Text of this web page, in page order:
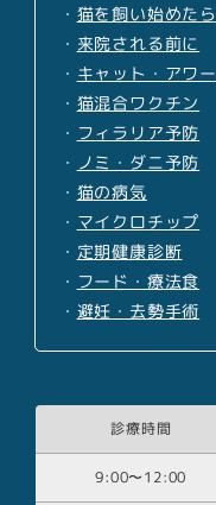
・ 猫を飼い始めたら
・ 来院される前に
・ キャット・アワー
・ 猫混合ワクチン
・ フィラリア予防
・ ノミ・ダニ予防
・ 猫の病気
・ マイクロチップ
・ 定期健康診断
・ フード・療法食
・ 避妊・去勢手術
診療時間
9:00〜12:00